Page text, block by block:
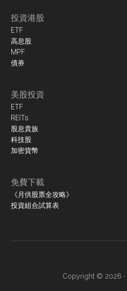
投資港股
ETF
高息股
MPF
債券
美股投資
ETF
REITs
股息貴族
科技股
加密貨幣
免費下載
《月供股票全攻略》
投資組合試算表
Copyright © 2026 ·